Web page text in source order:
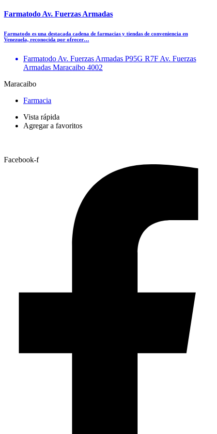
Farmatodo Av. Fuerzas Armadas
Farmatodo es una destacada cadena de farmacias y tiendas de conveniencia en
Venezuela, reconocida por ofrecer…
Farmatodo Av. Fuerzas Armadas P95G R7F Av. Fuerzas
Armadas Maracaibo 4002
Maracaibo
Farmacia
Vista rápida
Agregar a favoritos
Facebook-f